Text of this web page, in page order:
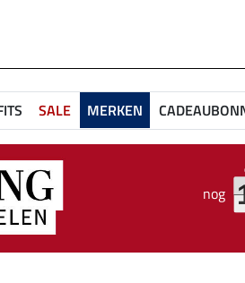
SALE MERKEN
nog